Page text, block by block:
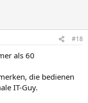
#18
als 60
die bedienen
IT-Guy.